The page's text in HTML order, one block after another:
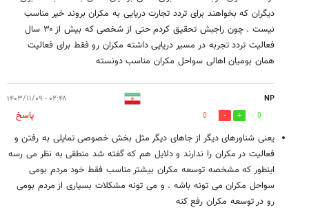
دیگران که بخواهند برای تردد تجارت دریایی به مکران بروند خیر مناسب
نیست . چون راجبش تحقیق کردم حتی از شخصی که بیش از ۳۰ سال
فعالیت تردد تجربه در مسیر دریایی داشته مکران رو فقط برای فعالیت
همان بومیان اهالی سواحل مکران مناسب دونسته
NP ۰۲:۴۸ - ۱۴۰۳/۱۱/۰۹
0
0
پاسخ
یعنی شناورهای دیگر از جاهای دیگر مثل بخش خصوصی تمایلی به رفتن و
فعالیت در مکران را ندارند و دلایل هم که گفته شد منطقی به نظر می رسه
اینطور که مشخصه توسعه مکران بیشتر مناسب فقط خود مردم بومی
سواحل مکران می تونه باشه . و می تونه مشکلات بسیاری از مردم بومی
رو در توسعه مکران رفع کنه